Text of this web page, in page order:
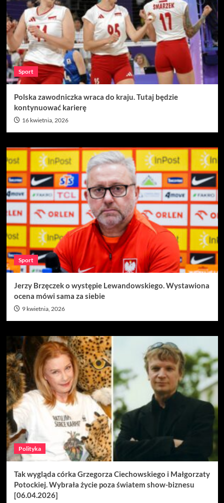
Sport
Polska zawodniczka wraca do kraju. Tutaj będzie
kontynuować karierę
16 kwietnia, 2026
Sport
Jerzy Brzęczek o występie Lewandowskiego. Wystawiona
ocena mówi sama za siebie
9 kwietnia, 2026
Polityka
Tak wygląda córka Grzegorza Ciechowskiego i Małgorzaty
Potockiej. Wybrała życie poza światem show-biznesu
[06.04.2026]